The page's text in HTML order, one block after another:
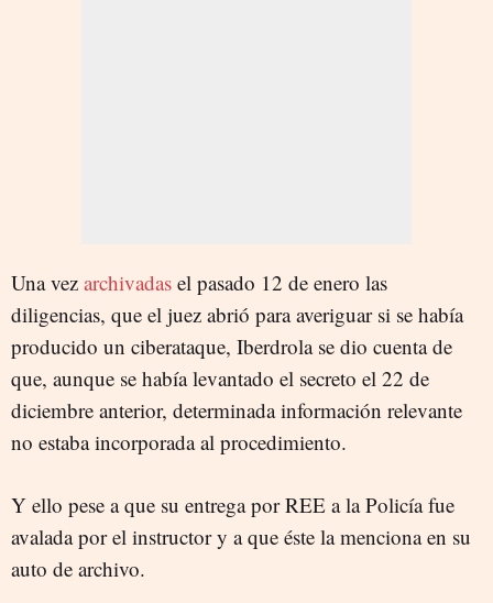
Una vez archivadas el pasado 12 de enero las
diligencias, que el juez abrió para averiguar si se había
producido un ciberataque, Iberdrola se dio cuenta de
que, aunque se había levantado el secreto el 22 de
diciembre anterior, determinada información relevante
no estaba incorporada al procedimiento.
Y ello pese a que su entrega por REE a la Policía fue
avalada por el instructor y a que éste la menciona en su
auto de archivo.